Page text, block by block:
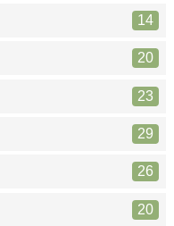
14
20
23
29
26
20